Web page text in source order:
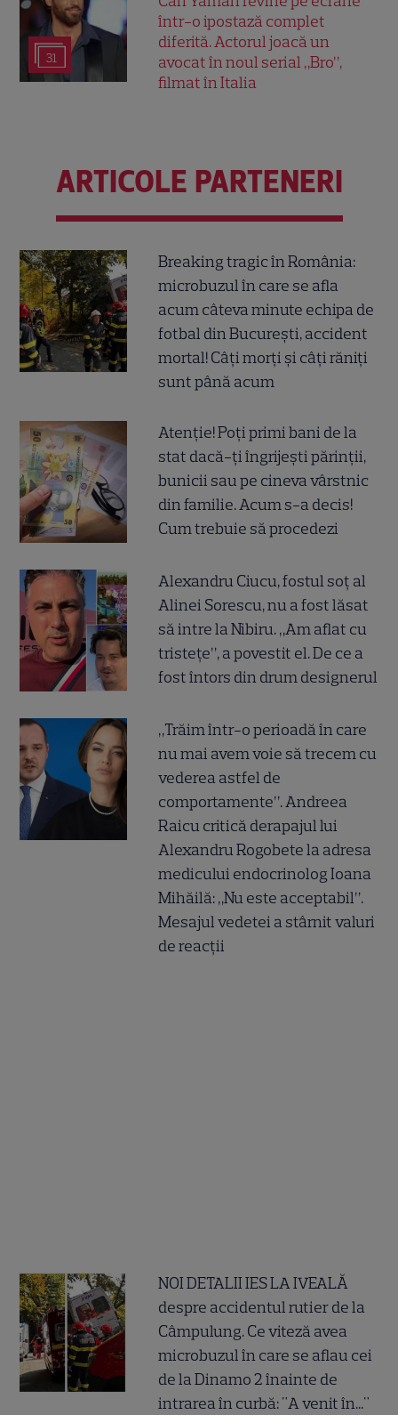
31
într-o ipostază complet
diferită. Actorul joacă un
avocat în noul serial „Bro”,
filmat în Italia
ARTICOLE PARTENERI
Breaking tragic în România:
microbuzul în care se afla
acum câteva minute echipa de
fotbal din București, accident
mortal! Câți morți și câți răniți
sunt până acum
Atenție! Poți primi bani de la
stat dacă-ți îngrijești părinții,
bunicii sau pe cineva vârstnic
din familie. Acum s-a decis!
Cum trebuie să procedezi
Alexandru Ciucu, fostul soț al
Alinei Sorescu, nu a fost lăsat
să intre la Nibiru. „Am aflat cu
tristețe”, a povestit el. De ce a
fost întors din drum designerul
„Trăim într-o perioadă în care
nu mai avem voie să trecem cu
vederea astfel de
comportamente”. Andreea
Raicu critică derapajul lui
Alexandru Rogobete la adresa
medicului endocrinolog Ioana
Mihăilă: „Nu este acceptabil”.
Mesajul vedetei a stârnit valuri
de reacții
NOI DETALII IES LA IVEALĂ
despre accidentul rutier de la
Câmpulung. Ce viteză avea
microbuzul în care se aflau cei
de la Dinamo 2 înainte de
intrarea în curbă: "A venit în..."